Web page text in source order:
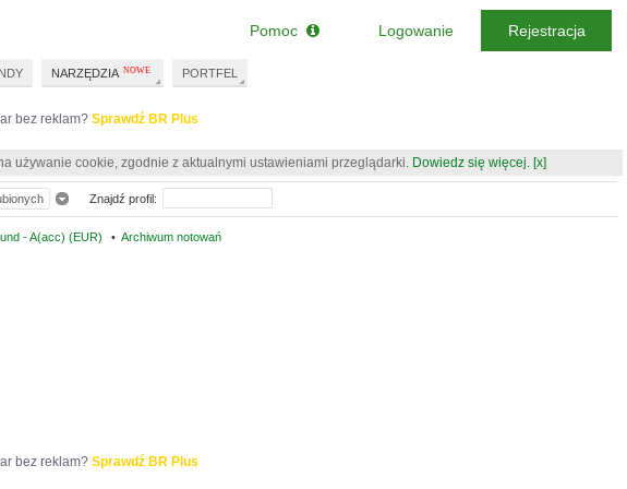
bez reklam? Sprawdź BR Plus
używanie cookie, zgodnie z aktualnymi ustawieniami przeglądarki. Dowiedz się więcej. [x]
- A(acc) (EUR) • Archiwum notowań
bez reklam? Sprawdź BR Plus
Znajdź profil:
NARZĘDZIA PORTFEL
Pomoc Logowanie Rejestracja